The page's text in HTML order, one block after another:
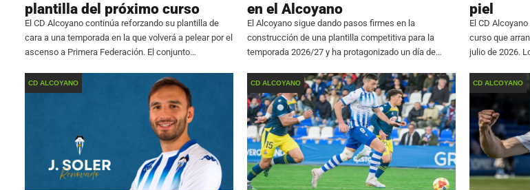
plantilla del próximo curso
El CD Alcoyano continúa reforzando su plantilla de
cara a una temporada en la que volverá a pelear por el
ascenso a Primera Federación. El conjunto
Borja Martí, un viejo conocido de
en el Alcoyano
El Alcoyano sigue dando pasos firmes en la
construcción de una plantilla competitiva para la
temporada 2026/27 y ha protagonizado un día de
blanquiazul ha anunciado la incorporación de Javi
Mecerreyes, uno de
piel
El CD
curso que
julio de 2026.
cayendo ante
CD ALCOYANO CD ALCOYANO CD ALCOYANO